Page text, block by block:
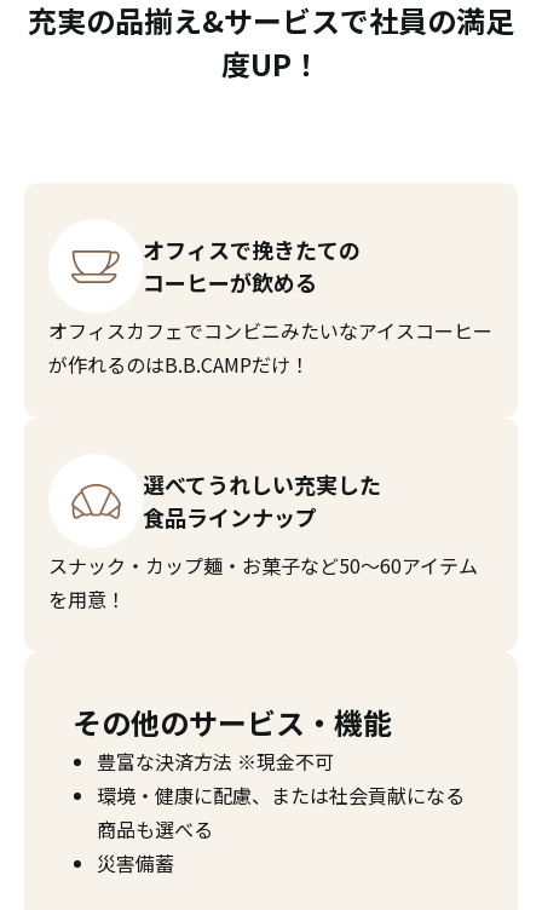
充実の品揃え&サービスで社員の満足
度UP！
オフィスで挽きたての
コーヒーが飲める
オフィスカフェでコンビニみたいなアイスコーヒー
が作れるのはB.B.CAMPだけ！
選べてうれしい充実した
食品ラインナップ
スナック・カップ麺・お菓子など50〜60アイテム
を用意！
その他のサービス・機能
豊富な決済方法 ※現金不可
環境・健康に配慮、または社会貢献になる
商品も選べる
災害備蓄